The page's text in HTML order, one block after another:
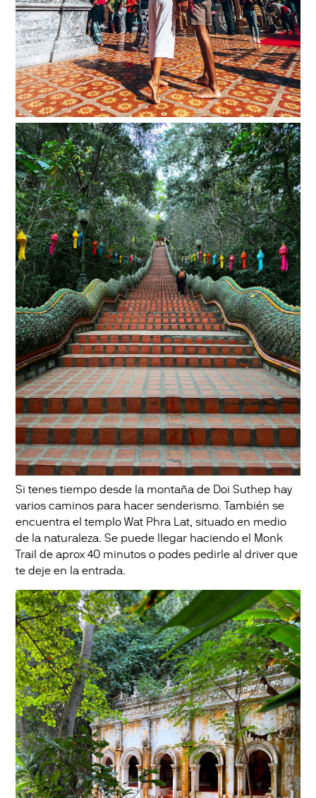
Si tenes tiempo desde la montaña de Doi Suthep hay
varios caminos para hacer senderismo. También se
encuentra el templo Wat Phra Lat, situado en medio
de la naturaleza. Se puede llegar haciendo el Monk
Trail de aprox 40 minutos o podes pedirle al driver que
te deje en la entrada.